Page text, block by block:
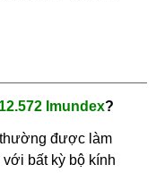
Imundex?
được làm
bất kỳ bộ kính